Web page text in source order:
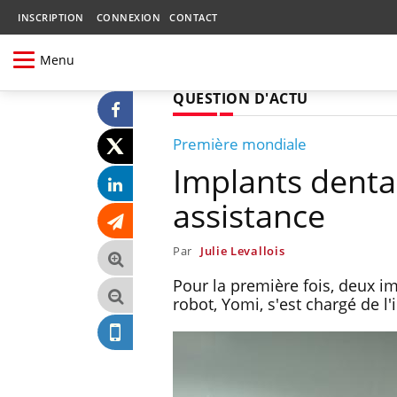
INSCRIPTION CONNEXION CONTACT
Menu
QUESTION D'ACTU
Première mondiale
Implants
assistance
Par Julie Levallois
Pour la première fois, deux
robot, Yomi, s'est chargé de